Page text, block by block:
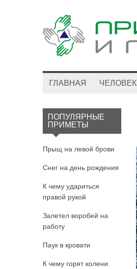
ГЛАВНАЯ ЧЕЛОВЕК
ПОПУЛЯРНЫЕ
ПРИМЕТЫ
Прыщ на левой брови
Снег на день рождения
К чему удариться
правой рукой
Залетел воробей на
работу
Паук в кровати
К чему горят колени